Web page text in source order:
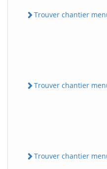
Trouver chantier
Trouver chantier
Trouver chantier